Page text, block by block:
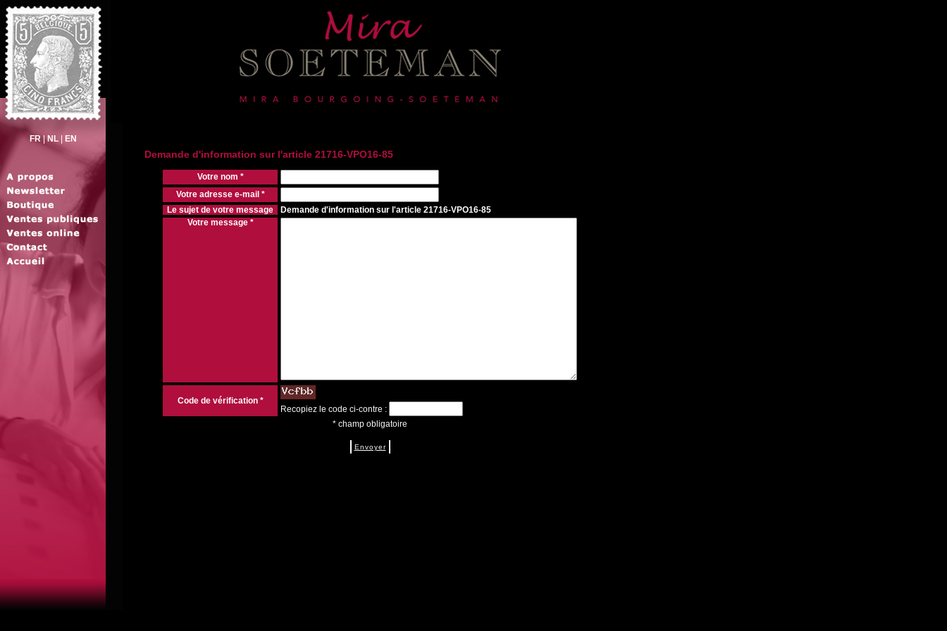
FR|NL| EN
Demande d'information sur l'article 21716-VPO16-85
Votre nom *
Votre adresse e-mail *
Le sujet de votre message
Demande d'information sur l'article 21716-VPO16-85
Votre message *
Code de vérification *
Recopiez le code ci-contre :
* champ obligatoire
Envoyer